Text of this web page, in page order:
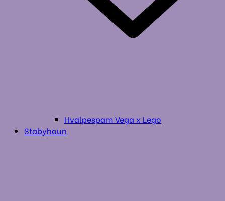
Hvalpespam Vega x Lego
Stabyhoun